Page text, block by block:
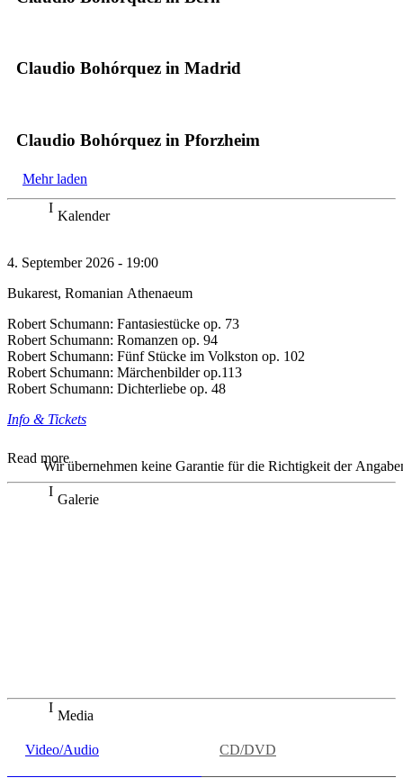
Claudio Bohórquez in Madrid
Claudio Bohórquez in Pforzheim
Mehr laden
Kalender
4. September 2026 - 19:00
Bukarest, Romanian Athenaeum
Robert Schumann: Fantasiestücke op. 73
Robert Schumann: Romanzen op. 94
Robert Schumann: Fünf Stücke im Volkston op. 102
Robert Schumann: Märchenbilder op.113
Robert Schumann: Dichterliebe op. 48
Info & Tickets
Read more
Wir übernehmen keine Garantie für die Richtigkeit der
Galerie
Media
Video/Audio CD/DVD